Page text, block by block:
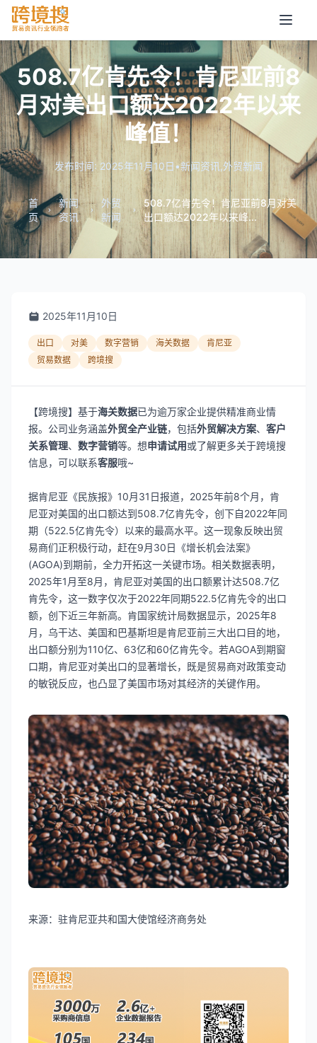
508.7亿肯先令！肯尼亚前8
月对美出口额达2022年以来
峰值！
发布时间: 2025年11月10日•新闻资讯 ,外贸新闻
首
页
新闻
资讯
外贸
新闻
508.7亿肯先令！肯尼亚前8月对美
出口额达2022年以来峰...
2025年11月10日
出口 对美 数字营销 海关数据
肯尼亚
贸易数据
跨境搜
【跨境搜】基于海关数据已为逾万家企业提供精准商业情
报。公司业务涵盖外贸全产业链，包括外贸解决方案、 客户
关系管理、 数字营销等。想申请试用或了解更多关于跨境搜
信息，可以联系客服哦~
据肯尼亚《民族报》10月31日报道，2025年前8个月，肯
尼亚对美国的出口额达到508.7亿肯先令，创下自2022年同
期（522.5亿肯先令）以来的最高水平。这一现象反映出贸
易商们正积极行动，赶在9月30日《增长机会法案》
(AGOA)到期前，全力开拓这一关键市场。相关数据表明，
2025年1月至8月，肯尼亚对美国的出口额累计达508.7亿
肯先令，这一数字仅次于2022年同期522.5亿肯先令的出口
额，创下近三年新高。肯国家统计局数据显示，2025年8
月，乌干达、美国和巴基斯坦是肯尼亚前三大出口目的地，
出口额分别为110亿、63亿和60亿肯先令。若AGOA到期窗
口期，肯尼亚对美出口的显著增长，既是贸易商对政策变动
的敏锐反应，也凸显了美国市场对其经济的关键作用。
来源：驻肯尼亚共和国大使馆经济商务处